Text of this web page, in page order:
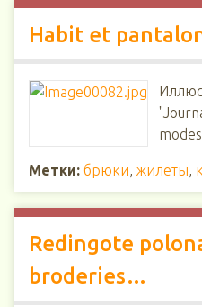
Habit et
Метки: брюки, жилеты,
Redingote
broderies…